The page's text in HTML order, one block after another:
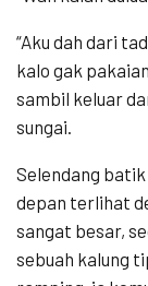
“Aku dah dari
kalo gak
sambil keluar
sungai.
Selendang
depan terlihat
sangat besar,
sebuah kalung